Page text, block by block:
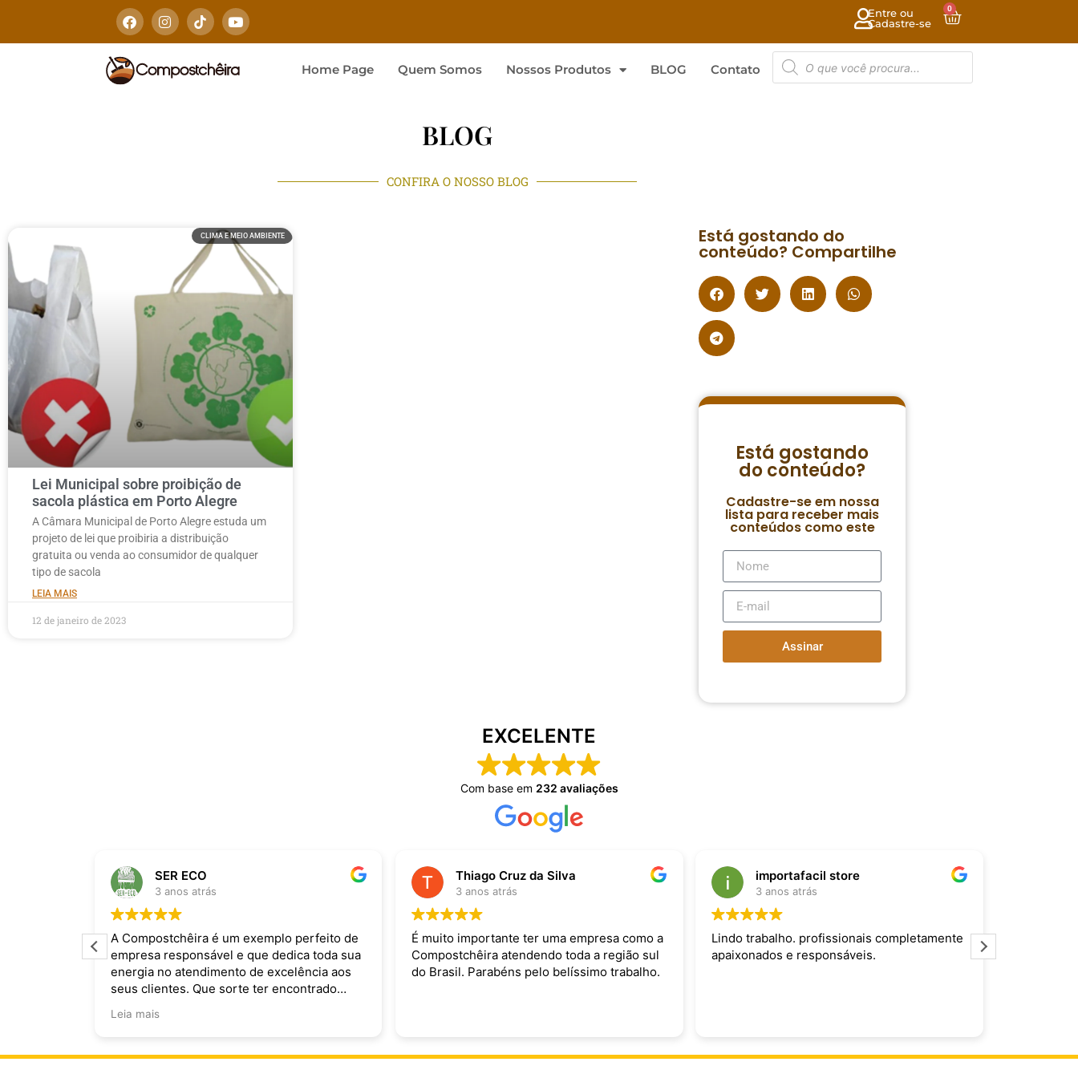
Entre ou
Cadastre-se
0
Home Page Quem Somos Nossos Produtos BLOG Contato
BLOG
CONFIRA O NOSSO BLOG
CLIMA E MEIO AMBIENTE
Lei Municipal sobre proibição de
sacola plástica em Porto Alegre
A Câmara Municipal de Porto Alegre estuda um
projeto de lei que proibiria a distribuição
gratuita ou venda ao consumidor de qualquer
tipo de sacola
LEIA MAIS
12 de janeiro de 2023
Está gostando do
conteúdo? Compartilhe
Está gostando
do conteúdo?
Cadastre-se em nossa
lista para receber mais
conteúdos como este
Assinar
EXCELENTE
Com base em 232 avaliações
SER ECO
3 anos atrás
A Compostchêira é um exemplo perfeito de
empresa responsável e que dedica toda sua
energia no atendimento de excelência aos
seus clientes. Que sorte ter encontrado
Leia mais
Thiago Cruz da Silva
3 anos atrás
É muito importante ter uma empresa como a
Compostchêira atendendo toda a região sul
do Brasil. Parabéns pelo belíssimo trabalho.
importafacil store
3 anos atrás
Lindo trabalho. profissionais completamente
apaixonados e responsáveis.